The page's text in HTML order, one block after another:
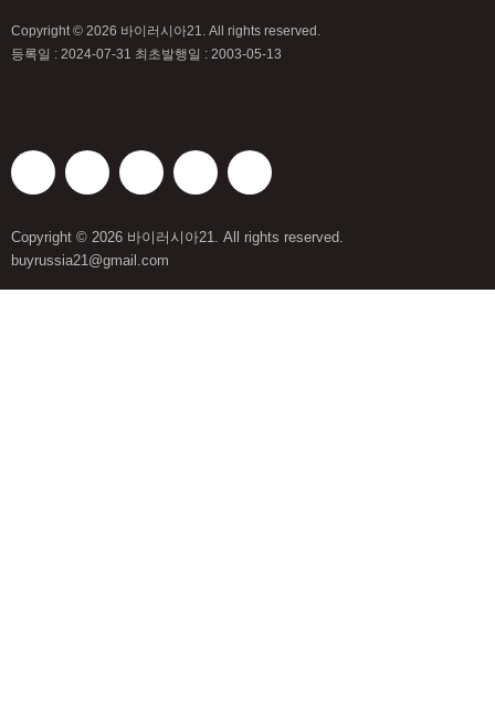
Copyright © 2026 바이러시아21. All rights reserved.
등록일 : 2024-07-31 최초발행일 : 2003-05-13
Copyright © 2026 바이러시아21. All rights reserved.
buyrussia21@gmail.com